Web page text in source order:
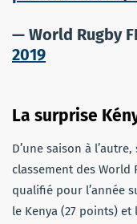
— World Rugby
2019
La surprise
D’une saison à
classement des World
qualifié pour l’année
le Kenya (27 points)